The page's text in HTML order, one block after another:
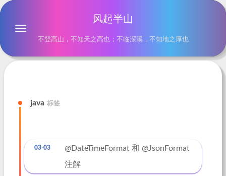
风起半山
不登高山，不知天之高也；不临深溪，不知地之厚也
java 标签
@DateTimeFormat 和 @JsonFormat
注解
03-03